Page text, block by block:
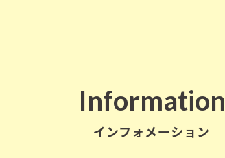
Information
インフォメーション